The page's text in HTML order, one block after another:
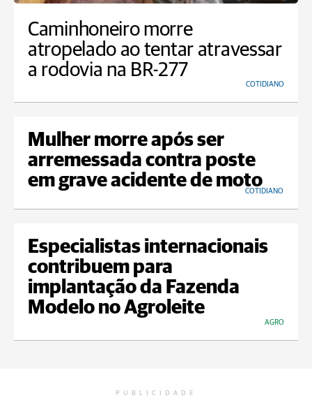
Caminhoneiro morre
atropelado ao tentar atravessar
a rodovia na BR-277
COTIDIANO
Mulher morre após ser
arremessada contra poste
em grave acidente de moto
COTIDIANO
Especialistas internacionais
contribuem para
implantação da Fazenda
Modelo no Agroleite
AGRO
PUBLICIDADE